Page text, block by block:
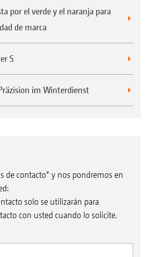
por el verde y el naranja para
de marca
S
im Winterdienst
de contacto* y nos pondremos en
solo se utilizarán para
con usted cuando lo solicite.